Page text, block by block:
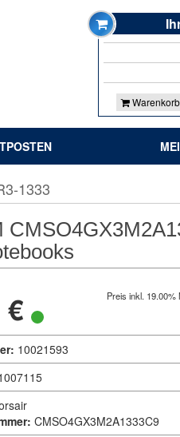
Warenkorb
1333
€ Preis inkl. 19.00%
10021593
CMSO4GX3M2A1333C9